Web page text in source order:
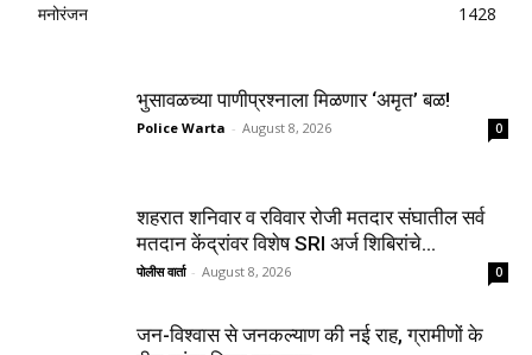
मनोरंजन
1428
भुसावळच्या पाणीप्रश्नाला मिळणार ‘अमृत’ बळ!
Police Warta - August 8, 2026 0
शहरात शनिवार व रविवार रोजी मतदार संघातील सर्व
मतदान केंद्रांवर विशेष SRI अर्ज शिबिरांचे...
पोलीस वार्ता - August 8, 2026 0
जन-विश्वास से जनकल्याण की नई राह, ग्रामीणों के